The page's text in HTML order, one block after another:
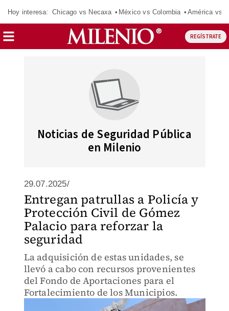
Hoy interesa: Chicago vs Necaxa México vs Colombia América vs
REGÍSTRATE
Noticias de Seguridad Pública
en Milenio
29.07.2025/
Entregan patrullas a Policía y
Protección Civil de Gómez
Palacio para reforzar la
seguridad
La adquisición de estas unidades, se
llevó a cabo con recursos provenientes
del Fondo de Aportaciones para el
Fortalecimiento de los Municipios.